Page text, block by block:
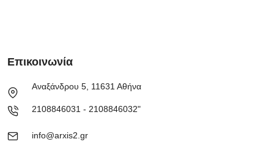
Επικοινωνία
Αναξάνδρου 5, 11631 Αθήνα
2108846031 - 2108846032"
info@arxis2.gr